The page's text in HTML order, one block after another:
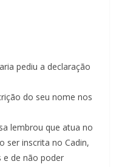
pediu a declaração
do seu nome nos
lembrou que atua no
ser inscrita no Cadin,
e de não poder